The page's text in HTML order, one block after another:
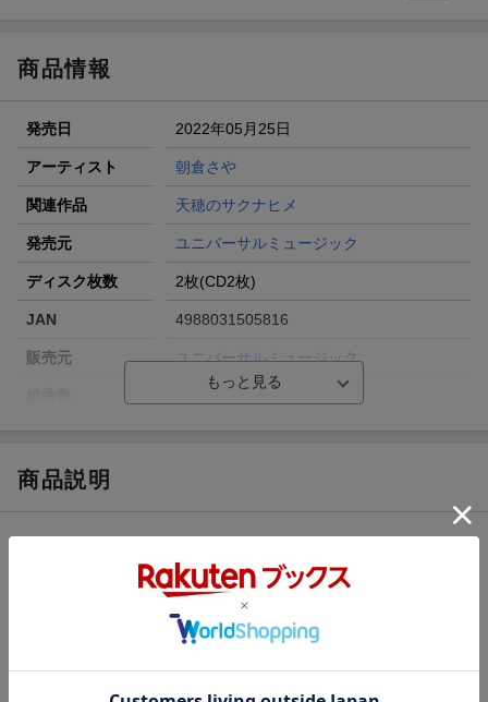
商品情報
発売日 2022年05月25日
アーティスト 朝倉さや
関連作品 天穂のサクナヒメ
発売元 ユニバーサルミュージック
ディスク枚数 2枚(CD2枚)
JAN 4988031505816
販売元 ユニバーサルミュージック
品番
商品説明
アーティスト：朝倉さや
曲目タイトル：